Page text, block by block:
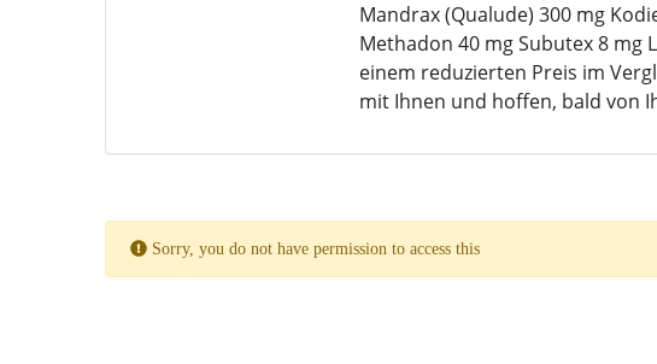
Mandrax (Qualude) 300 mg
Methadon 40 mg Subutex 8 mg
einem reduzierten Preis im
mit Ihnen und hoffen, bald von
Sorry, you do not have permission to access this